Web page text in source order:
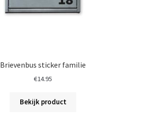
Brievenbus sticker familie
€14.95
Bekijk product